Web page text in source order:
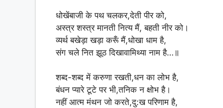
धोखेंबाजी के पथ चलकर,देती पीर को,
अस्त्र शस्त्र मानती नित्य मैं, बहती नीर को।
व्यर्थ बखेड़ा खड़ा करूँ मैं,धोखा धाम है,
संग चले नित झूठ दिखावामिथ्या नाम है…॥
शब्द-शब्द में करुणा रखती,धन का लोभ है,
बंधन प्यारे टूटे पर भी,तनिक न क्षोभ है।
नहीं आत्म मंथन जो करते,दु:ख परिणाम है,